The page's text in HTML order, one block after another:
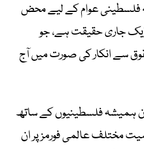
عوام کے لیے محض
ایک جاری حقیقت ہے، جو
سے انکار کی صورت میں آج
ہمیشہ فلسطینیوں کے ساتھ
مختلف عالمی فورمز پر ان